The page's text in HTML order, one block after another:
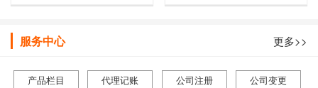
服务中心 更多>>
产品栏目 代理记账 公司注册 公司变更